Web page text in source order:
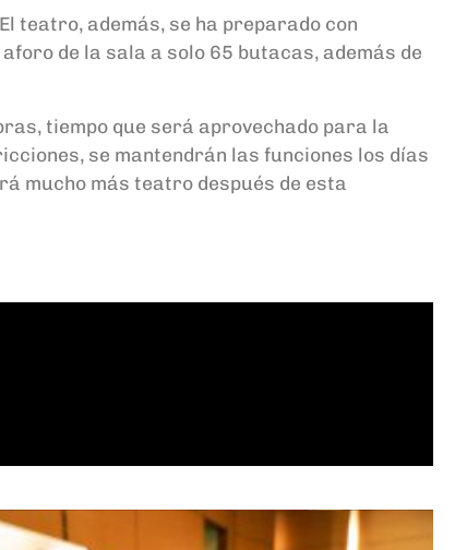
teatro, además, se ha preparado con
de la sala a solo 65 butacas, además de
tiempo que será aprovechado para la
se mantendrán las funciones los días
mucho más teatro después de esta